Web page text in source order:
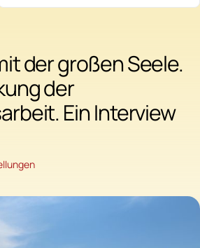
Instagram
Facebook
YouTube
der großen Seele.
der
Ein Interview